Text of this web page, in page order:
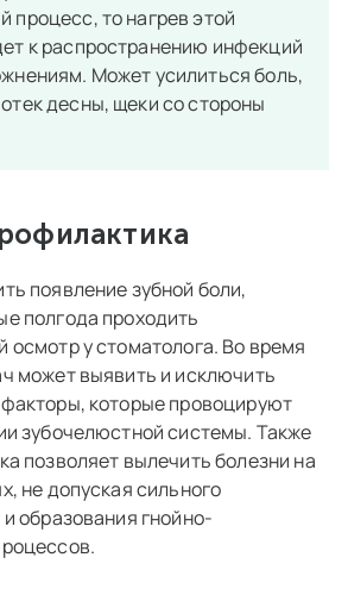
процесс, то нагрев этой
к распространению инфекций
Может усилиться боль,
десны, щеки со стороны
появление зубной боли,
полгода проходить
осмотр у стоматолога. Во время
может выявить и исключить
которые провоцируют
зубочелюстной системы. Также
позволяет вылечить болезни на
не допуская сильного
образования гнойно-